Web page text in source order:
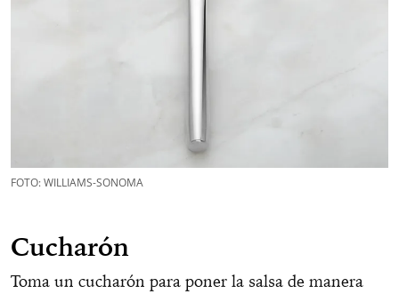
FOTO: WILLIAMS-SONOMA
Cucharón
Toma un cucharón para poner la salsa de manera